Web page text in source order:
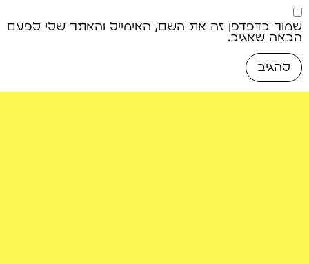
שמור בדפדפן זה את השם, האימייל והאתר שלי לפעם
הבאה שאגיב.